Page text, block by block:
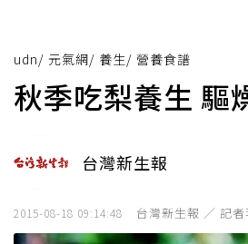
udn/ 元氣網/ 養生/ 營養食譜
秋季吃梨養生 驅
台灣新生報
2015-08-18 09:14:48 台灣新生報 ／ 記